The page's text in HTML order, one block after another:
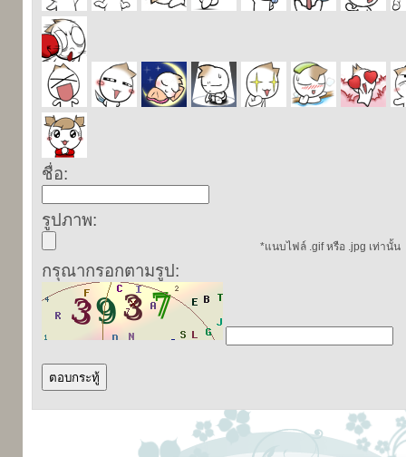
ชื่อ:
รูปภาพ:
*แนบไฟล์ .gif หรือ .jpg เท่านั้น
กรุณากรอกตามรูป: